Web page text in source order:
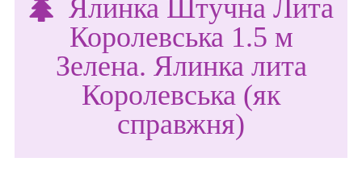
Ялинка Штучна Лита
Королевська 1.5 м
Зелена. Ялинка лита
Королевська (як
справжня)